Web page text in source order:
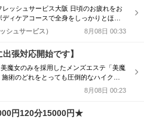
ビス大阪 日頃のお疲れをお
ィケアコースで全身をしっかりとほぐ
ゆったりするも良し！ ★高リピートの
シュサービス） 8月08日 00:33
張対応開始です】
魔女のみを採用したメンズエステ「美魔
術のどれをとっても圧倒的なハイクオ
。 記憶に残る素敵なお時間をお過ごし
た美魔女が多数ご案内可能♪ 必ず会った
8月08日 00:23
円120分15000円★